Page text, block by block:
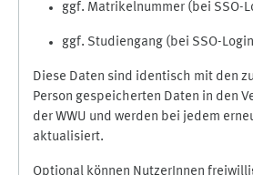
ggf. Matrikelnummer (bei SSO-
ggf. Studiengang (bei SSO-
Diese Daten sind identisch mit den
Person gespeicherten Daten in den
der WWU und werden bei jedem
aktualisiert.
Optional können NutzerInnen